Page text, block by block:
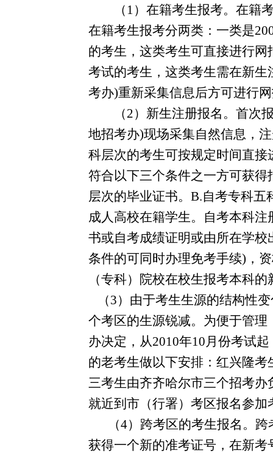
（ 1）在籍考生报考。在籍
在籍考生报考分两类：一类是
的考生，这类考生可直接进行网
考试的考生，这类考生需在新
考办)重新采集信息后方可进行
（2）新生注册报名。首次
地招考办)现场采集自然信息，
科层次的考生可按规定时间直
符合以下三个条件之一方可获得
层次的毕业证书。 B.自考专科五
成人高校在籍学生。自考本科
书或自考成绩证明或由所在学
条件的可同时办理免考手续) ，
（专科）院校在校生报考本科
（3）由于考生生源的结构性
个考区的生源锐减。为便于管
办决定，从2010年10月份考试
的老考生做以下安排：红兴隆
三考生由齐齐哈尔市三个招考
就近到市（行署）考区报名参加
（4）跨考区的考生报名。
获得一个新的准考证号，在新